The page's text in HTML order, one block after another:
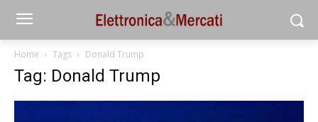
Home Tags Donald Trump
Tag: Donald Trump